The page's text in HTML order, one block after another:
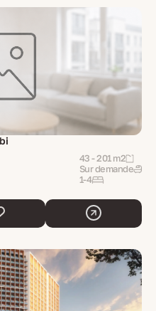
43 - 201 m2
Sur demande
1-4